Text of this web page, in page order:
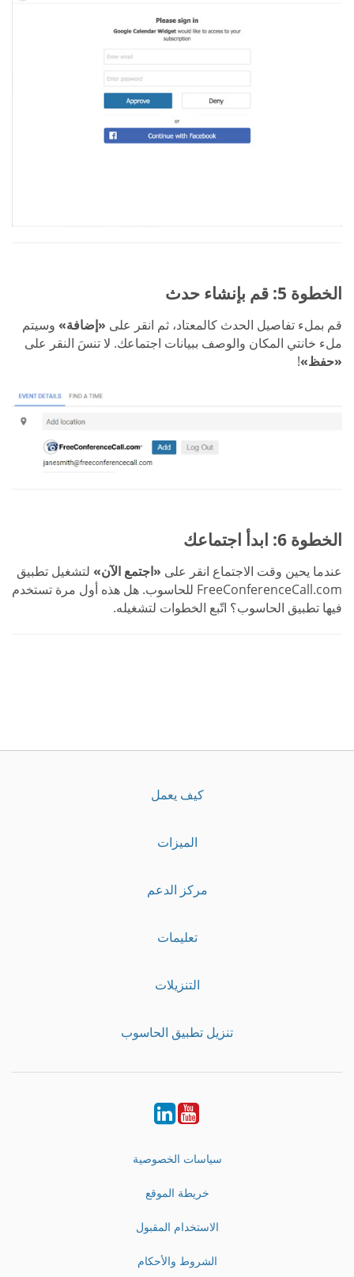
الخطوة 5: قم بإنشاء حدث
قم بملء تفاصيل الحدث كالمعتاد، ثم انقر على «إضافة» وسيتم
ملء خانتي المكان والوصف ببيانات اجتماعك. لا تنسَ النقر على
«حفظ»!
الخطوة 6: ابدأ اجتماعك
عندما يحين وقت الاجتماع انقر على «اجتمع الآن» لتشغيل تطبيق
FreeConferenceCall.com للحاسوب. هل هذه أول مرة تستخدم
فيها تطبيق الحاسوب؟ اتّبع الخطوات لتشغيله.
كيف يعمل
الميزات
مركز الدعم
تعليمات
التنزيلات
تنزيل تطبيق الحاسوب
Youtube
LinkedIn
سياسات الخصوصية
خريطة الموقع
الاستخدام المقبول
الشروط والأحكام